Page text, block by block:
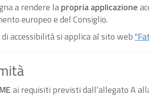
a rendere lapropria applicazione
europeo e del Consiglio.
accessibilità si applica al sito web
ai requisiti previsti dall’allegato A